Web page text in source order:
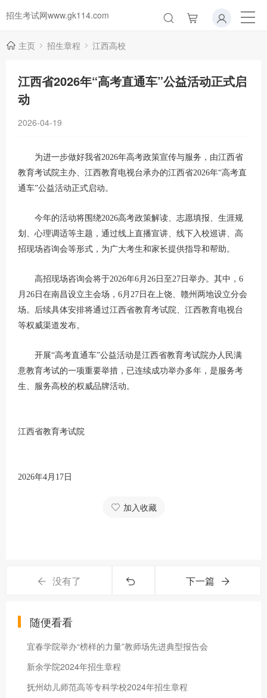
招生考试网www.gk114.com
主页 招生章程 江西高校
江西省2026年“高考直通车”公益活动正式启
动
2026-04-19
为进一步做好我省2026年高考政策宣传与服务，由江西省
教育考试院主办、江西教育电视台承办的江西省2026年“高考直
通车”公益活动正式启动。
今年的活动将围绕2026高考政策解读、志愿填报、生涯规
划、心理调适等主题，通过线上直播宣讲、线下入校巡讲、高
招现场咨询会等形式，为广大考生和家长提供指导和帮助。
高招现场咨询会将于2026年6月26日至27日举办。其中，6
月26日在南昌设立主会场，6月27日在上饶、赣州两地设立分会
场。后续具体安排将通过江西省教育考试院、江西教育电视台
等权威渠道发布。
开展“高考直通车”公益活动是江西省教育考试院办人民满
意教育考试的一项重要举措，已连续成功举办多年，是服务考
生、服务高校的权威品牌活动。
江西省教育考试院
2026年4月17日
加入收藏
没有了 下一篇
随便看看
宜春学院举办“榜样的力量”教师场先进典型报告会
新余学院2024年招生章程
抚州幼儿师范高等专科学校2024年招生章程